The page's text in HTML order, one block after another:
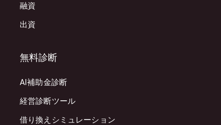
融資
出資
無料診断
AI補助金診断
経営診断ツール
借り換えシミュレーション